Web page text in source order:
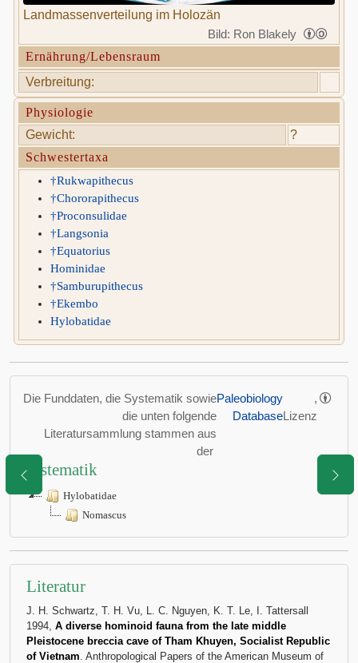
Landmassenverteilung im Holozän
Bild: Ron Blakely
Ernährung/Lebensraum
Verbreitung:
Physiologie
Gewicht:
?
Schwestertaxa
†Rukwapithecus
†Chororapithecus
†Proconsulidae
†Langsonia
†Equatorius
Hominidae
†Samburupithecus
†Ekembo
Hylobatidae
Die Funddaten, die Systematik sowie
die unten folgende
Literatursammlung stammen aus
der
Paleobiology
Database
,
Lizenz
Systematik
Hylobatidae
Nomascus
Literatur
J. H. Schwartz, T. H. Vu, L. C. Nguyen, K. T. Le, I. Tattersall
1994, A diverse hominoid fauna from the late middle
Pleistocene breccia cave of Tham Khuyen, Socialist Republic
of Vietnam. Anthropological Papers of the American Museum of